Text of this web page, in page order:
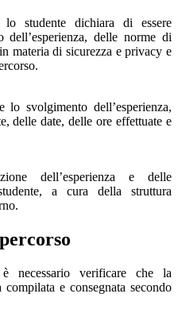
studente dichiara di essere
delle norme di
materia di sicurezza e privacy e
lo svolgimento dell’esperienza,
delle date, delle ore effettuate e
dell’esperienza e delle
a cura della struttura
necessario verificare che la
e consegnata secondo